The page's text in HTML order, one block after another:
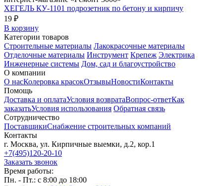
ХЕГЕЛЬ КУ-1101 подрозетник по бетону и кирпичу
19 ₽
В корзину
Категории товаров
Строительные материалы Лакокрасочные материалы
Отделочные материалы Инструмент Крепеж Электрика
Инженерные системы Дом, сад и благоустройство
О компании
О насКолеровка красокОтзывыНовостиКонтакты
Помощь
Доставка и оплатаУсловия возвратаВопрос-ответКак
заказатьУсловия использования Обратная связь
Сотрудничество
ПоставщикиСнабжение строительных компаний
Контакты
г. Москва, ул. Кирпичные выемки, д.2, кор.1
+7(495)120-20-10
Заказать звонок
Время работы:
Пн. - Пт.: с 8:00 до 18:00